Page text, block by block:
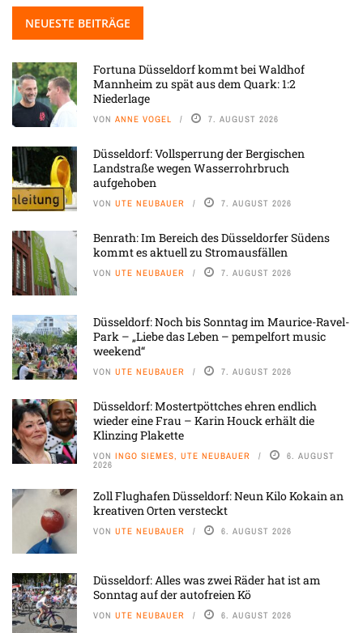
NEUESTE BEITRÄGE
Fortuna Düsseldorf kommt bei Waldhof
Mannheim zu spät aus dem Quark: 1:2
Niederlage
VON ANNE VOGEL 7. AUGUST 2026
Düsseldorf: Vollsperrung der Bergischen
Landstraße wegen Wasserrohrbruch
aufgehoben
VON UTE NEUBAUER 7. AUGUST 2026
Benrath: Im Bereich des Düsseldorfer Südens
kommt es aktuell zu Stromausfällen
VON UTE NEUBAUER 7. AUGUST 2026
Düsseldorf: Noch bis Sonntag im Maurice-Ravel-
Park – „Liebe das Leben – pempelfort music
weekend“
VON UTE NEUBAUER 7. AUGUST 2026
Düsseldorf: Mostertpöttches ehren endlich
wieder eine Frau – Karin Houck erhält die
Klinzing Plakette
VON INGO SIEMES, UTE NEUBAUER 6. AUGUST
2026
Zoll Flughafen Düsseldorf: Neun Kilo Kokain an
kreativen Orten versteckt
VON UTE NEUBAUER 6. AUGUST 2026
Düsseldorf: Alles was zwei Räder hat ist am
Sonntag auf der autofreien Kö
VON UTE NEUBAUER 6. AUGUST 2026